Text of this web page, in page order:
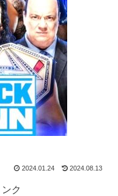
2024.01.24 2024.08.13
ク